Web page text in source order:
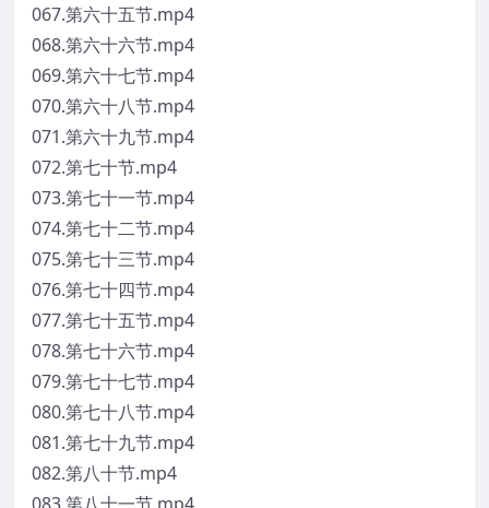
067.第六十五节.mp4
068.第六十六节.mp4
069.第六十七节.mp4
070.第六十八节.mp4
071.第六十九节.mp4
072.第七十节.mp4
073.第七十一节.mp4
074.第七十二节.mp4
075.第七十三节.mp4
076.第七十四节.mp4
077.第七十五节.mp4
078.第七十六节.mp4
079.第七十七节.mp4
080.第七十八节.mp4
081.第七十九节.mp4
082.第八十节.mp4